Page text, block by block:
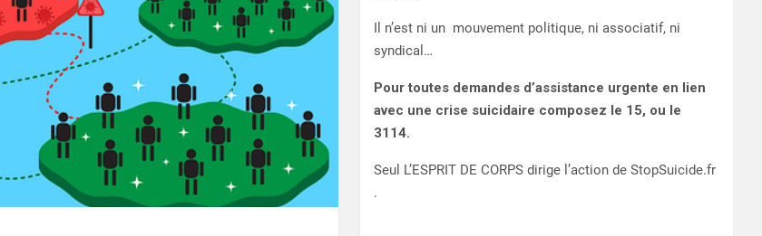
Il n’est ni un mouvement politique, ni associatif, ni
syndical…
Pour toutes demandes d’assistance urgente en lien
avec une crise suicidaire composez le 15, ou le
3114.
Seul L’ESPRIT DE CORPS dirige l’action de StopSuicide.fr
.